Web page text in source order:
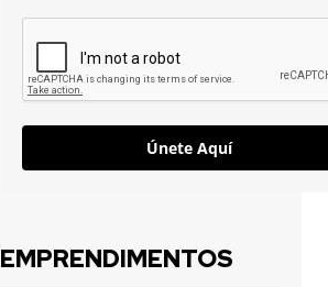
Únete Aquí
EMPRENDIMENTOS